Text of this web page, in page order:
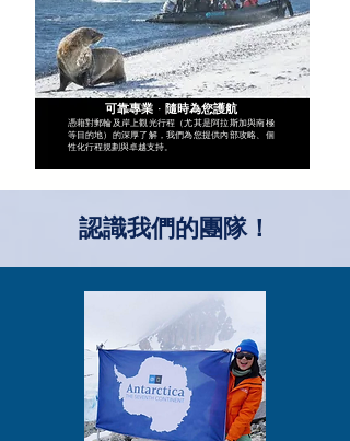
可靠專業 · 隨時為您護航
憑藉對郵輪及岸上觀光行程（尤其是阿拉斯加與南極
等目的地）的深厚了解，我們為您提供內部攻略、個
性化行程規劃與卓越支持。
認識我們的團隊！